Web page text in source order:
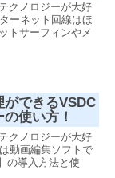
クノロジーが大好
ーネット回線はほ
トサーフィンやメ
できるVSDC
使い方！
クノロジーが大好
動画編集ソフトで
の導入方法と使